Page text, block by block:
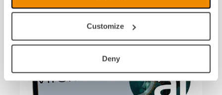
Customize
Deny